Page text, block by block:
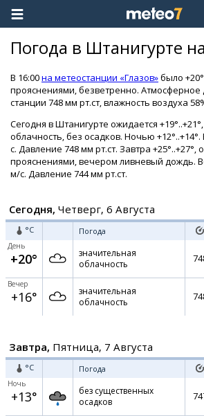
Погода в Штанигурте
В 16:00на метеостанции «Глазов»было
прояснениями, безветренно. Атмосферное
станции 748 мм рт.ст, влажность воздуха
Сегодня в Штанигурте ожидается
облачность, без осадков. Ночью
с. Давление 748 мм рт.ст. Завтра +25°..+27°,
прояснениями, вечером ливневый дождь.
м/с. Давление 744 мм рт.ст.
Сегодня, Четверг, 6 Августа
°C Погода
День
+20°
значительная
облачность
Вечер
+16°
значительная
облачность
Завтра, Пятница, 7 Августа
°C Погода
Ночь
+13°
без существенных
осадков